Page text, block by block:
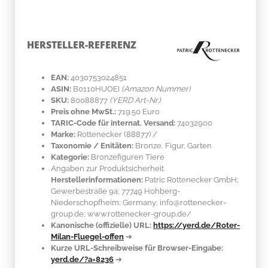
HERSTELLER-REFERENZ
EAN: 4030753024851
ASIN: B0110HUOEI (Amazon Nummer)
SKU: 80088877 (YERD Art-Nr.)
Preis ohne MwSt.: 719.50 Euro
TARIC-Code für internat. Versand: 74032900
Marke: Rottenecker (88877) /
Taxonomie / Enitäten: Bronze, Figur, Garten
Kategorie: Bronzefiguren Tiere
Angaben zur Produktsicherheit
Herstellerinformationen: Patric Rottenecker GmbH;
Gewerbestraße 9a; 77749 Hohberg-
Niederschopfheim; Germany; info@rottenecker-
group.de; www.rottenecker-group.de/
Kanonische (offizielle) URL: https://yerd.de/Roter-
Milan-Fluegel-offen ➔
Kurze URL-Schreibweise für Browser-Eingabe:
yerd.de/?a=8236 ➔